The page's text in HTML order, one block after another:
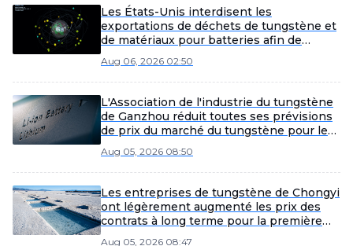
Les États-Unis interdisent les
exportations de déchets de tungstène et
de matériaux pour batteries afin de
d’approvisionnement nationales.
Aug 06, 2026 02:50
L'Association de l'industrie du tungstène
de Ganzhou réduit toutes ses prévisions
de prix du marché du tungstène pour le
Aug 05, 2026 08:50
Les entreprises de tungstène de Chongyi
ont légèrement augmenté les prix des
contrats à long terme pour la première
Aug 05, 2026 08:47